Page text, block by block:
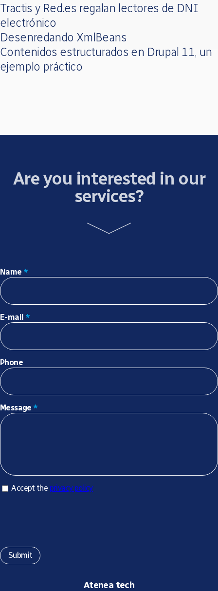
Tractis y Red.es regalan lectores de DNI
electrónico
Desenredando XmlBeans
Contenidos estructurados en Drupal 11, un
ejemplo práctico
Are you interested in our
services?
Atenea tech
Name *
E-mail *
Phone
Message *
Accept privacy policy*
Accept the privacy policy